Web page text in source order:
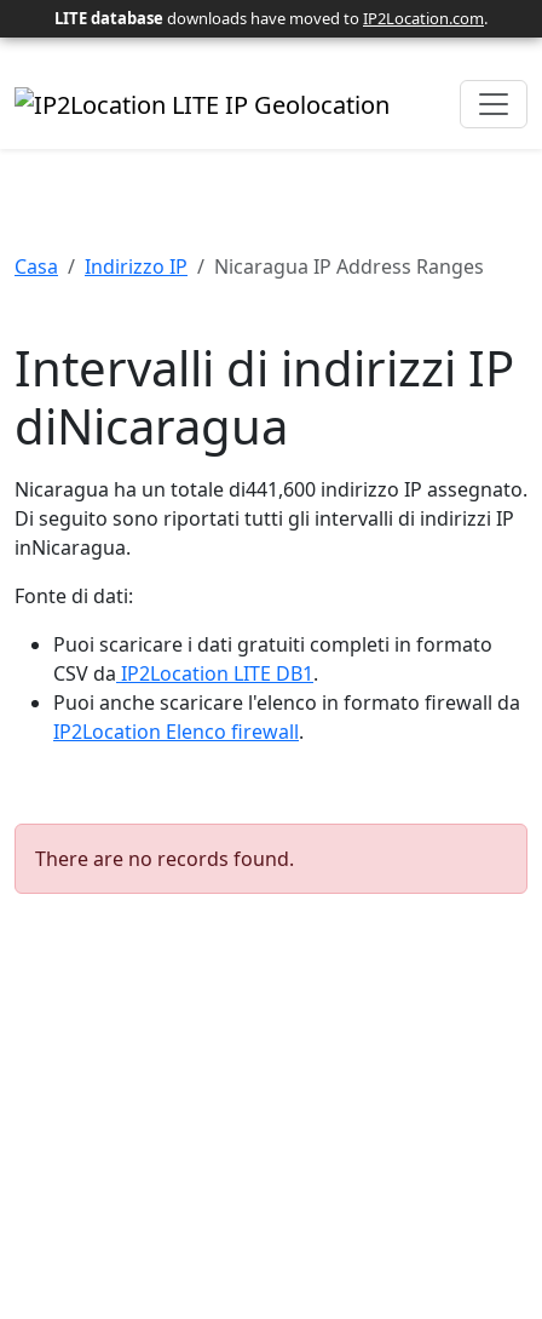
LITE database downloads have moved toIP2Location.com.
Casa Indirizzo IP Nicaragua IP Address Ranges
Intervalli di indirizzi IP
diNicaragua
Nicaragua ha un totale di441,600 indirizzo IP assegnato.
Di seguito sono riportati tutti gli intervalli di indirizzi IP
inNicaragua.
Fonte di dati:
Puoi scaricare i dati gratuiti completi in formato
CSV da IP2Location LITE DB1.
Puoi anche scaricare l'elenco in formato firewall da
IP2Location Elenco firewall.
There are no records found.